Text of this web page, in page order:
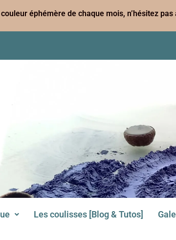
éphémère de chaque mois, n’hésitez
Les coulisses [Blog & Tutos]